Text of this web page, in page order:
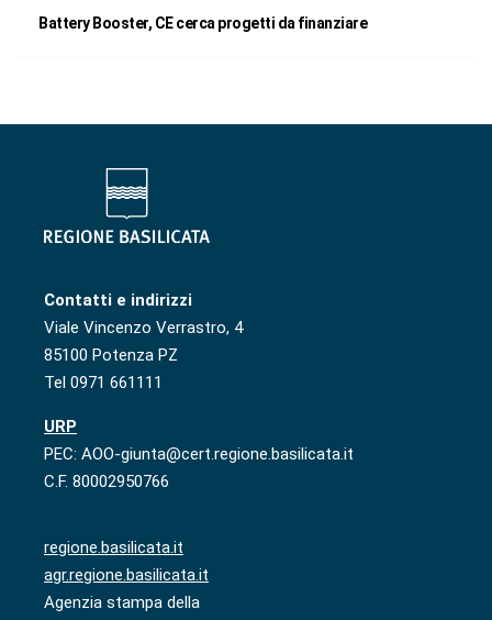
Battery Booster, CE cerca progetti da finanziare
Contatti e indirizzi
Viale Vincenzo Verrastro, 4
85100 Potenza PZ
Tel 0971 661111
URP
PEC: AOO-giunta@cert.regione.basilicata.it
C.F. 80002950766
regione.basilicata.it
agr.regione.basilicata.it
Agenzia stampa della